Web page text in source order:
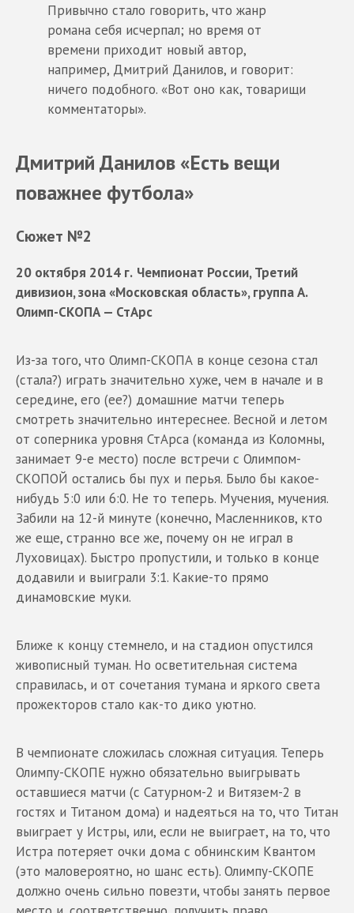
Привычно стало говорить, что жанр
романа себя исчерпал; но время от
времени приходит новый автор,
например, Дмитрий Данилов, и говорит:
ничего подобного. «Вот оно как, товарищи
комментаторы».
Дмитрий Данилов «Есть вещи
поважнее футбола»
Сюжет №2
20 октября 2014 г. Чемпионат России, Третий
дивизион, зона «Московская область», группа А.
Олимп-СКОПА — СтАрс
Из-за того, что Олимп-СКОПА в конце сезона стал
(стала?) играть значительно хуже, чем в начале и в
середине, его (ее?) домашние матчи теперь
смотреть значительно интереснее. Весной и летом
от соперника уровня СтАрса (команда из Коломны,
занимает 9-е место) после встречи с Олимпом-
СКОПОЙ остались бы пух и перья. Было бы какое-
нибудь 5:0 или 6:0. Не то теперь. Мучения, мучения.
Забили на 12-й минуте (конечно, Масленников, кто
же еще, странно все же, почему он не играл в
Луховицах). Быстро пропустили, и только в конце
додавили и выиграли 3:1. Какие-то прямо
динамовские муки.
Ближе к концу стемнело, и на стадион опустился
живописный туман. Но осветительная система
справилась, и от сочетания тумана и яркого света
прожекторов стало как-то дико уютно.
В чемпионате сложилась сложная ситуация. Теперь
Олимпу-СКОПЕ нужно обязательно выигрывать
оставшиеся матчи (с Сатурном-2 и Витязем-2 в
гостях и Титаном дома) и надеяться на то, что Титан
выиграет у Истры, или, если не выиграет, на то, что
Истра потеряет очки дома с обнинским Квантом
(это маловероятно, но шанс есть). Олимпу-СКОПЕ
должно очень сильно повезти, чтобы занять первое